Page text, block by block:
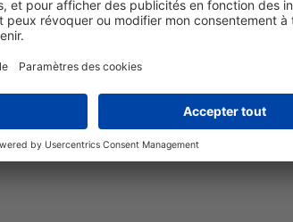
des produits et faciliter leur